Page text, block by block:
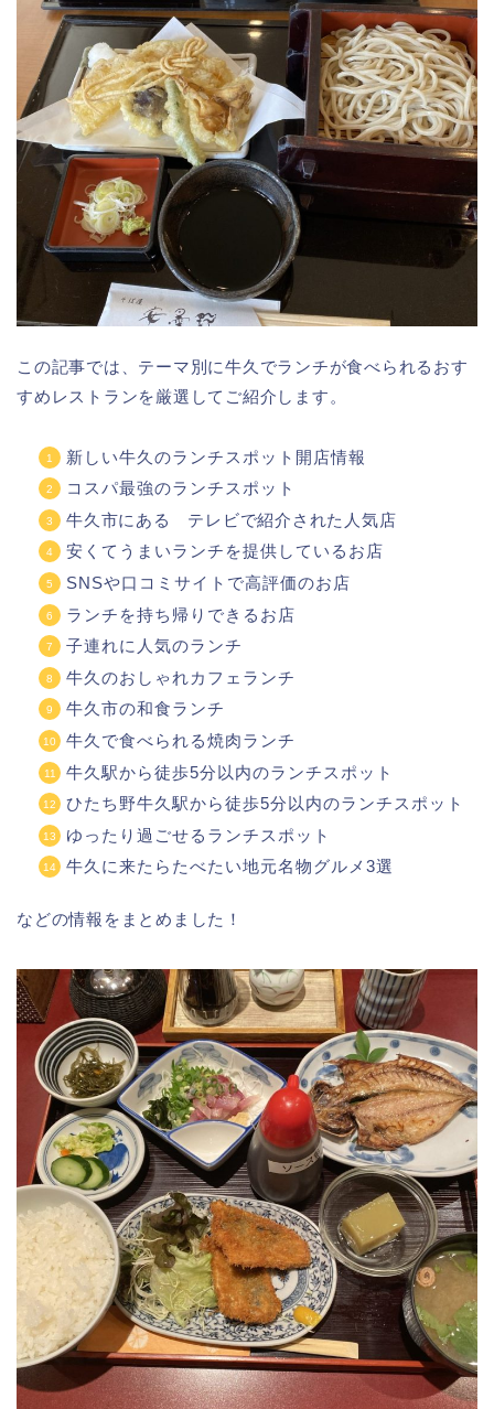
この記事では、テーマ別に牛久でランチが食べられるおす
すめレストランを厳選してご紹介します。
新しい牛久のランチスポット開店情報
コスパ最強のランチスポット
牛久市にある テレビで紹介された人気店
安くてうまいランチを提供しているお店
SNSや口コミサイトで高評価のお店
ランチを持ち帰りできるお店
子連れに人気のランチ
牛久のおしゃれカフェランチ
牛久市の和食ランチ
牛久で食べられる焼肉ランチ
牛久駅から徒歩5分以内のランチスポット
ひたち野牛久駅から徒歩5分以内のランチスポット
ゆったり過ごせるランチスポット
牛久に来たらたべたい地元名物グルメ3選
などの情報をまとめました！